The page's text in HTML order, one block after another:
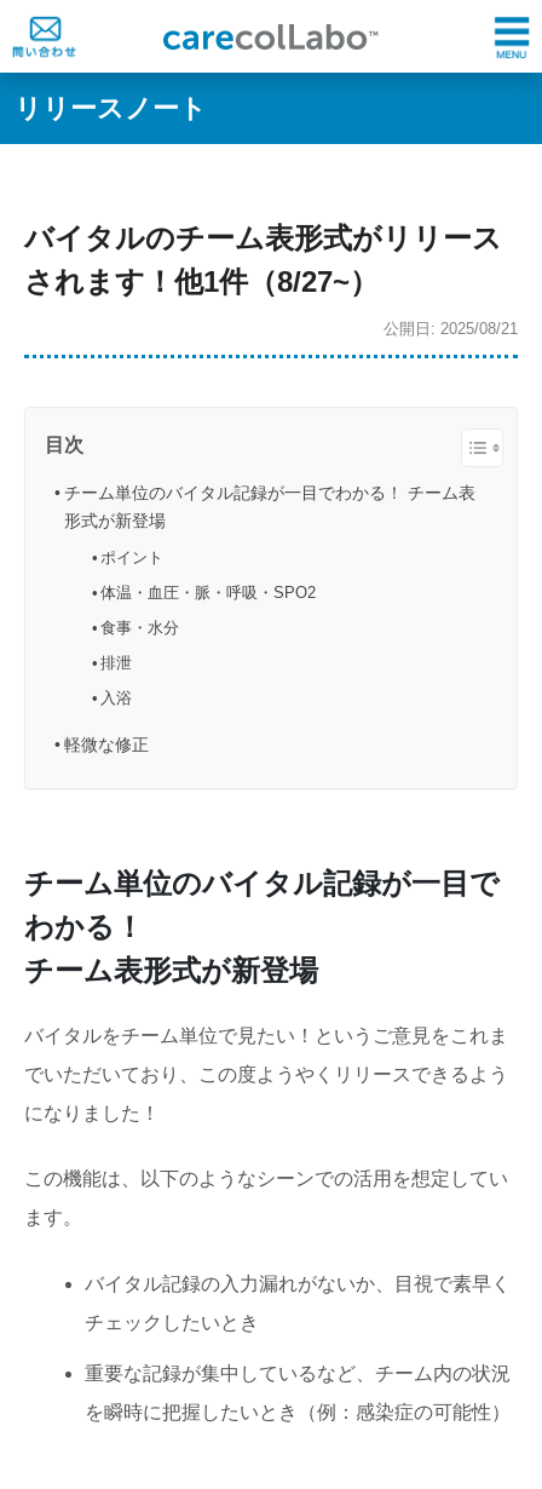
リリースノート
バイタルのチーム表形式がリリース
されます！他1件（8/27~）
公開日: 2025/08/21
目次
チーム単位のバイタル記録が一目でわかる！ チーム表
形式が新登場
ポイント
体温・血圧・脈・呼吸・SPO2
食事・水分
排泄
入浴
軽微な修正
チーム単位のバイタル記録が一目で
わかる！
チーム表形式が新登場
バイタルをチーム単位で見たい！というご意見をこれま
でいただいており、この度ようやくリリースできるよう
になりました！
この機能は、以下のようなシーンでの活用を想定してい
ます。
バイタル記録の入力漏れがないか、目視で素早く
チェックしたいとき
重要な記録が集中しているなど、チーム内の状況
を瞬時に把握したいとき（例：感染症の可能性）